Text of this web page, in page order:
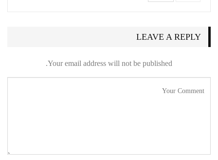
LEAVE A REPLY
Your email address will not be published.